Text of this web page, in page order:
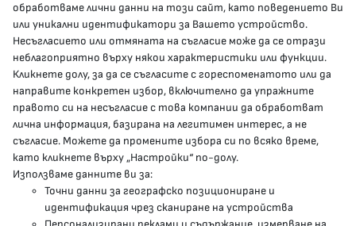
delovodstvo@mh.government.bg
presscenter@mh.government.bg
МЗ В СОЦИАЛНИТЕ МРЕЖИ
Facebook страница
Instragram профил
YouTube канал
обработваме лични данни на този сайт, като поведението Ви
или уникални идентификатори за Вашето устройство.
Несъгласието или отмяната на съгласие може да се отрази
неблагоприятно върху някои характеристики или функции.
Кликнете долу, за да се съгласите с гореспоменатото или да
направите конкретен избор, включително да упражните
правото си на несъгласие с това компании да обработват
лична информация, базирана на легитимен интерес, а не
съгласие. Можете да промените избора си по всяко време,
като кликнете върху „Настройки“ по-долу.
Използваме данните ви за:
Точни данни за географско позициониране и
идентификация чрез сканиране на устройства